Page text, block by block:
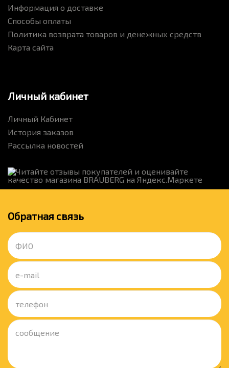
Информация о доставке
Способы оплаты
Политика возврата товаров и денежных средств
Карта сайта
Личный кабинет
Личный Кабинет
История заказов
Рассылка новостей
Обратная связь